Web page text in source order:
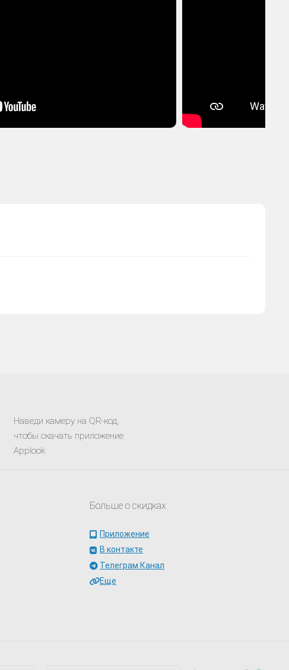
Наведи камеру на QR-код,
чтобы скачать приложение
Applook
Больше о скидках
Приложение
В контакте
Телеграм Канал
Еще